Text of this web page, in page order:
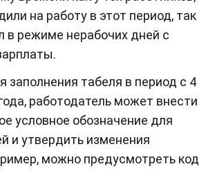
на работу в этот период, так
в режиме нерабочих дней с
заполнения табеля в период с 4
работодатель может внести
условное обозначение для
и утвердить изменения
можно предусмотреть код